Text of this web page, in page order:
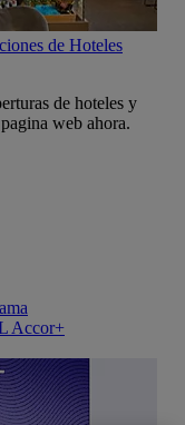
de Hoteles
de hoteles y
web ahora.
Accor+